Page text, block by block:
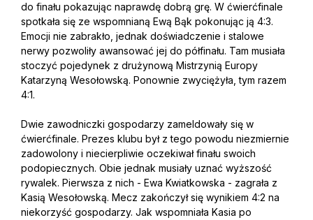
do finału pokazując naprawdę dobrą grę. W ćwierćfinale
spotkała się ze wspomnianą Ewą Bąk pokonując ją 4:3.
Emocji nie zabrakło, jednak doświadczenie i stalowe
nerwy pozwoliły awansować jej do półfinału. Tam musiała
stoczyć pojedynek z drużynową Mistrzynią Europy
Katarzyną Wesołowską. Ponownie zwyciężyła, tym razem
4:1.
Dwie zawodniczki gospodarzy zameldowały się w
ćwierćfinale. Prezes klubu był z tego powodu niezmiernie
zadowolony i niecierpliwie oczekiwał finału swoich
podopiecznych. Obie jednak musiały uznać wyższość
rywalek. Pierwsza z nich - Ewa Kwiatkowska - zagrała z
Kasią Wesołowską. Mecz zakończył się wynikiem 4:2 na
niekorzyść gospodarzy. Jak wspomniała Kasia po